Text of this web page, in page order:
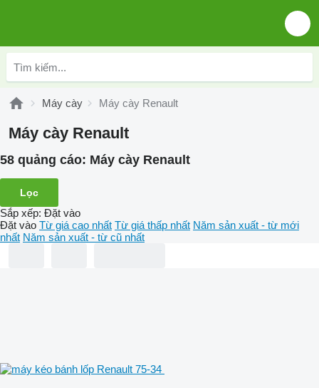
Máy cày Máy cày Renault
Máy cày Renault
58 quảng cáo: Máy cày Renault
Lọc
Sắp xếp: Đặt vào
Đặt vào Từ giá cao nhất Từ giá thấp nhất Năm sản xuất - từ mới
nhất Năm sản xuất - từ cũ nhất